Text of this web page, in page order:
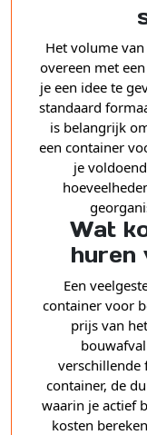
Het volume
overeen met
je een idee te
standaard
is belangrijk
een container
je
Wat
huren
Een
container voor
prijs van
verschillende
container, de
waarin je actief
kosten